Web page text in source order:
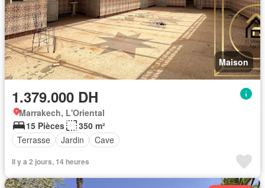
Maison
1.379.000 DH
Marrakech, L'Oriental
15 Pièces
350 m²
Terrasse
Jardin Cave
Il y a 2 jours, 14 heures